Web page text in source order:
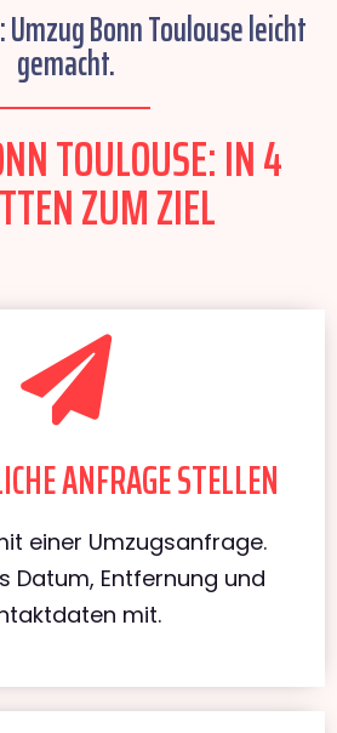
Bonn Toulouse leicht
gemacht.
TOULOUSE: IN 4
ZUM ZIEL
ANFRAGE STELLEN
einer Umzugsanfrage.
Datum, Entfernung und
mit.